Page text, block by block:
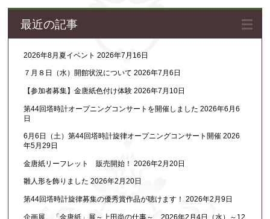
最近の記事
2026年8月夏イベント 2026年7月16日
７月８日（水）開館状況について 2026年7月6日
【参加者募集】金唐紙色付け体験 2026年7月10日
第44回塔時計オープニングコンサートを開催しました 2026年6月6
日
6月6日（土）第44回塔時計旋律オープニングコンサート開催 2026
年5月29日
金唐紙リーフレット 販売開始！ 2026年2月20日
雛人形を飾りました 2026年2月20日
第44回塔時計旋律募集の優秀賞作品が聴けます！ 2026年2月9日
企画展 「金唐紙」展～上田尚の仕事～ 2026年2月4日（水）～12